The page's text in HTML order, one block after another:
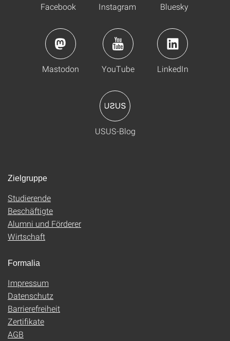
Facebook Instagram Bluesky
Mastodon YouTube LinkedIn
USUS-Blog
Zielgruppe
Studierende
Beschäftigte
Alumni und Förderer
Wirtschaft
Formalia
Impressum
Datenschutz
Barrierefreiheit
Zertifikate
AGB